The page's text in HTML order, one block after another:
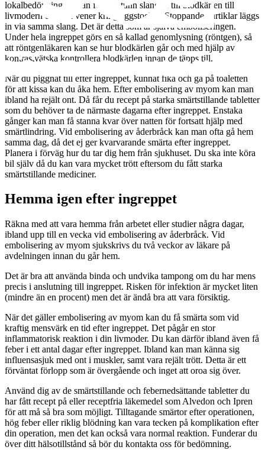
lokalbedövning. Sedan förs en tunn slang in till blodkärlen till
livmodern eller till vener kring äggstockar. Stoppande partiklar läggs
in via samma slang. Det är detta som är själva emboliseringen.
Under hela ingreppet görs en så kallad genomlysning (röntgen), så
att röntgenläkaren kan se hur blodkärlen går och med hjälp av
kontrastvätska kontrollera blodkärlen innan de täpps till.
När du piggnat till efter ingreppet, kunnat fika och gå på toaletten
för att kissa kan du åka hem. Efter embolisering av myom kan man
ibland ha rejält ont. Då får du recept på starka smärtstillande tabletter
som du behöver ta de närmaste dagarna efter ingreppet. Enstaka
gånger kan man få stanna kvar över natten för fortsatt hjälp med
smärtlindring. Vid embolisering av åderbråck kan man ofta gå hem
samma dag, då det ej ger kvarvarande smärta efter ingreppet.
Planera i förväg hur du tar dig hem från sjukhuset. Du ska inte köra
bil själv då du kan vara mycket trött eftersom du fått starka
smärtstillande mediciner.
Hemma igen efter ingreppet
Räkna med att vara hemma från arbetet eller studier några dagar,
ibland upp till en vecka vid embolisering av åderbråck. Vid
embolisering av myom sjukskrivs du två veckor av läkare på
avdelningen innan du går hem.
Det är bra att använda binda och undvika tampong om du har mens
precis i anslutning till ingreppet. Risken för infektion är mycket liten
(mindre än en procent) men det är ändå bra att vara försiktig.
När det gäller embolisering av myom kan du få smärta som vid
kraftig mensvärk en tid efter ingreppet. Det pågår en stor
inflammatorisk reaktion i din livmoder. Du kan därför ibland även få
feber i ett antal dagar efter ingreppet. Ibland kan man känna sig
influensasjuk med ont i muskler, samt vara rejält trött. Detta är ett
förväntat förlopp som är övergående och inget att oroa sig över.
Använd dig av de smärtstillande och febernedsättande tabletter du
har fått recept på eller receptfria läkemedel som Alvedon och Ipren
för att må så bra som möjligt. Tilltagande smärtor efter operationen,
hög feber eller riklig blödning kan vara tecken på komplikation efter
din operation, men det kan också vara normal reaktion. Funderar du
över ditt hälsotillstånd så bör du kontakta oss för bedömning.